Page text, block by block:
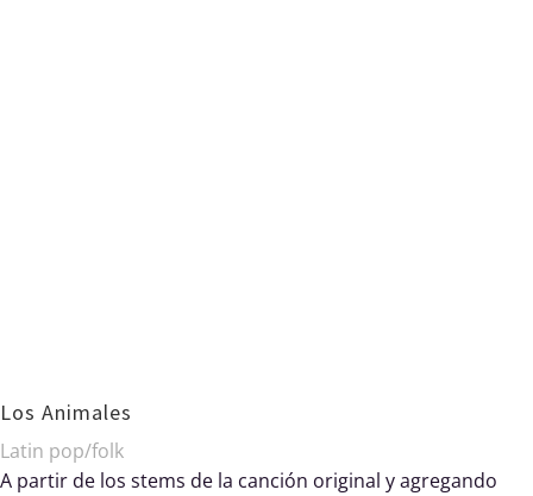
Los Animales
Latin pop/folk
A partir de los stems de la canción original y agregando